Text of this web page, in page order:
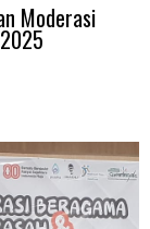
Moderasi